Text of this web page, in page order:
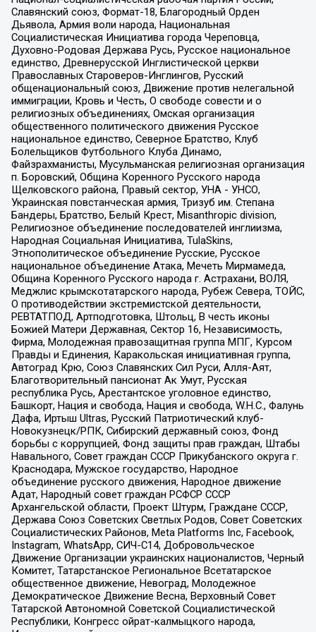
Славянский союз, Формат-18, Благородный Орден
Дьявола, Армия воли народа, Национальная
Социалистическая Инициатива города Череповца,
Духовно-Родовая Держава Русь, Русское национальное
единство, Древнерусской Инглистической церкви
Православных Староверов-Инглингов, Русский
общенациональный союз, Движение против нелегальной
иммиграции, Кровь и Честь, О свободе совести и о
религиозных объединениях, Омская организация
общественного политического движения Русское
национальное единство, Северное Братство, Клуб
Болельщиков Футбольного Клуба Динамо,
Файзрахманисты, Мусульманская религиозная организация
п. Боровский, Община Коренного Русского народа
Щелковского района, Правый сектор, УНА - УНСО,
Украинская повстанческая армия, Тризуб им. Степана
Бандеры, Братство, Белый Крест, Misanthropic division,
Религиозное объединение последователей инглиизма,
Народная Социальная Инициатива, TulaSkins,
Этнополитическое объединение Русские, Русское
национальное объединение Атака, Мечеть Мирмамеда,
Община Коренного Русского народа г. Астрахани, ВОЛЯ,
Меджлис крымскотатарского народа, Рубеж Севера, ТОЙС,
О противодействии экстремистской деятельности,
РЕВТАТПОД, Артподготовка, Штольц, В честь иконы
Божией Матери Державная, Сектор 16, Независимость,
Фирма, Молодежная правозащитная группа МПГ, Курсом
Правды и Единения, Каракольская инициативная группа,
Автоград Крю, Союз Славянских Сил Руси, Алля-Аят,
Благотворительный пансионат Ак Умут, Русская
республика Русь, Арестантское уголовное единство,
Башкорт, Нация и свобода, Нация и свобода, W.H.С., Фалунь
Дафа, Иртыш Ultras, Русский Патриотический клуб-
Новокузнецк/РПК, Сибирский державный союз, Фонд
борьбы с коррупцией, Фонд защиты прав граждан, Штабы
Навального, Совет граждан СССР Прикубанского округа г.
Краснодара, Мужское государство, Народное
объединение русского движения, Народное движение
Адат, Народный совет граждан РСФСР СССР
Архангельской области, Проект Штурм, Граждане СССР,
Держава Союз Советских Светлых Родов, Совет Советских
Социалистических Районов, Meta Platforms Inc, Facebook,
Instagram, WhatsApp, СИЧ-С14, Добровольческое
Движение Организации украинских националистов, Черный
Комитет, Татарстанское Региональное Всетатарское
общественное движение, Невоград, Молодежное
Демократическое Движение Весна, Верховный Совет
Татарской Автономной Советской Социалистической
Республики, Конгресс ойрат-калмыцкого народа,